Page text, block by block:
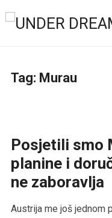
Tag: Murau
Posjetili smo
planine i
ne zaboravlja
Austrija me još jednom